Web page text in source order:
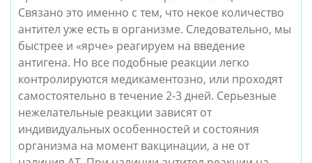
Связано это именно с тем, что некое количество
антител уже есть в организме. Следовательно, мы
быстрее и «ярче» реагируем на введение
антигена. Но все подобные реакции легко
контролируются медикаментозно, или проходят
самостоятельно в течение 2-3 дней. Серьезные
нежелательные реакции зависят от
индивидуальных особенностей и состояния
организма на момент вакцинации, а не от